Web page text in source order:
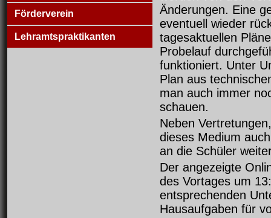
Förderverein
Lehramtspraktikanten
Änderungen. Eine
eventuell wieder
tagesaktuellen
Probelauf
funktioniert. Unter
Plan aus
man auch immer
schauen.
Neben
dieses Medium
an die Schüler
Der angezeigte
des Vortages um
entsprechenden
Hausaufgaben für